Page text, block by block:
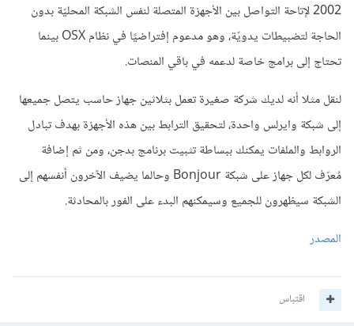
2002 لإتاحة التواصل بين الأجهزة المتصلة لنفس الشبكة المحليّة بدون
الحاجة لتضبيطات يدويّة، وهو مدعوم إفتراضيًا في نظام OSX بينما
تحتاج إلى برامج خاصة لدعمه في باقي المنصات.
لنقل مثلا أنه لديك شركة صغيرة تعمل بثلاثين جهاز حاسب يتصل جميعها
إلى شبكة وايرلس واحدة، لتحقيق الترابط بين هذه الأجهزة بهدف تبادل
الروابط والملفات يمكنك ببساطة تثبيت برنامج بدجن، ومن ثم إضافة
مُعرّف لكل جهاز على شبكة Bonjour وحالما يضيف الآخرون أنفسهم إلى
الشبكة سيظهرون للجميع وسيمكنهم البدء على الفور بالمحادثة.
المصدر
اقتباس